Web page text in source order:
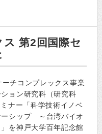
第2回国際セ
チコンプレックス事業
ョン研究科（研究科
ナー「科学技術イノベ
ーシップ ～台湾バイオ
を神戸大学百年記念館